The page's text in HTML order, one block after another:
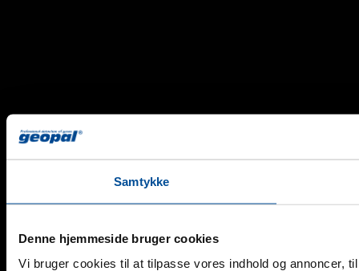
Samtykke
Denne hjemmeside bruger cookies
Vi bruger cookies til at tilpasse vores indhold og annoncer,